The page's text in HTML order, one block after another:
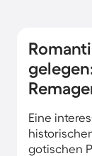
Eine
gotischen